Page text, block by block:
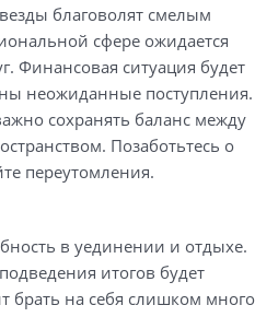
благоволят смелым
сфере ожидается
Финансовая ситуация будет
неожиданные поступления.
сохранять баланс между
Позаботьтесь о
переутомления.
в уединении и отдыхе.
итогов будет
брать на себя слишком много